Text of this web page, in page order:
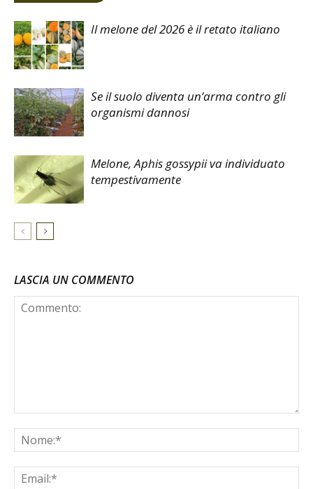
Il melone del 2026 è il retato italiano
Se il suolo diventa un’arma contro gli
organismi dannosi
Melone, Aphis gossypii va individuato
tempestivamente
LASCIA UN COMMENTO